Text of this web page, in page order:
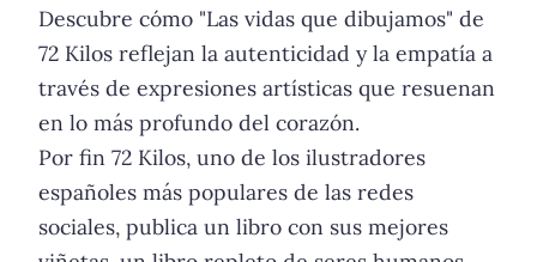
Descubre cómo "Las vidas que dibujamos" de
72 Kilos reflejan la autenticidad y la empatía a
través de expresiones artísticas que resuenan
en lo más profundo del corazón.
Por fin 72 Kilos, uno de los ilustradores
españoles más populares de las redes
sociales, publica un libro con sus mejores